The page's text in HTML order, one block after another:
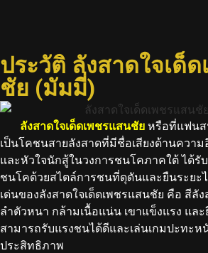
ประวัติ ลังสาดใจเด็
ชัย (มัมมี่)
ลังสาดใจเด็ดเพชรแสนชัย หรือที่แฟนส
เป็นโคชนสายลังสาดที่มีชื่อเสียงด้านควา
และหัวใจนักสู้ในวงการชนโคภาคใต้ ได้รั
ชนโคด้วยสไตล์การชนที่ดุดันและยืนระยะ
เด่นของลังสาดใจเด็ดเพชรแสนชัย คือ สีลัง
ลำตัวหนา กล้ามเนื้อแน่น เขาแข็งแรง แล
สามารถรับแรงชนได้ดีและเล่นเกมปะทะห
ประสิทธิภาพ